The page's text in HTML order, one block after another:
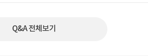
Q&A 전체보기